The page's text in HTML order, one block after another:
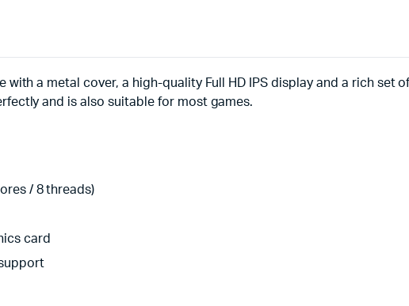
with a metal cover, a high-quality Full HD IPS display and a rich
and is also suitable for most games.
/ 8 threads)
card